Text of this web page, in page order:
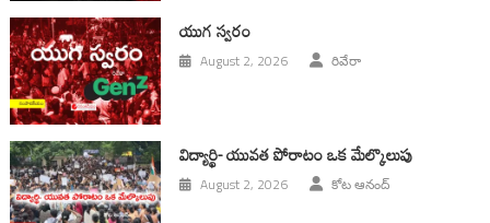
యుగ స్వ‌రం
August 2, 2026 రివేరా
విద్యార్థి- యువత పోరాటం ఒక మేల్కొలుపు
August 2, 2026 కోట ఆనంద్